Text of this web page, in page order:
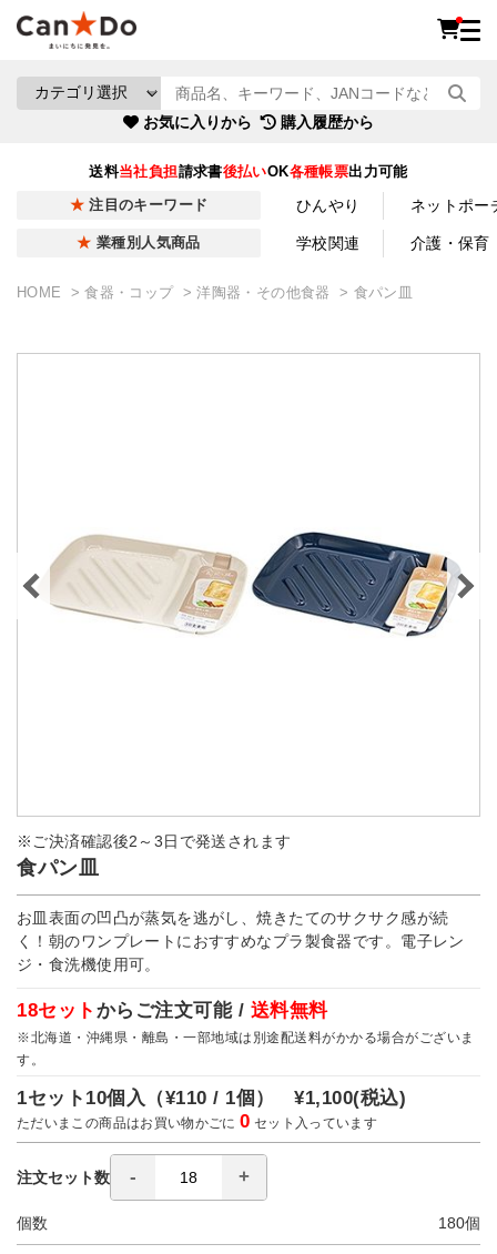
お気に入りから 購入履歴から
送料当社負担請求書後払いOK各種帳票出力可能
注目のキーワード ひんやり ネットポー
業種別人気商品 学校関連 介護・保育
HOME 食器・コップ 洋陶器・その他食器 食パン皿
※ご決済確認後2～3日で発送されます
食パン皿
お皿表面の凹凸が蒸気を逃がし、焼きたてのサクサク感が続
く！朝のワンプレートにおすすめなプラ製食器です。電子レン
ジ・食洗機使用可。
18セット からご注文可能 / 送料無料
※北海道・沖縄県・離島・一部地域は別途配送料がかかる場合がございま
す。
1セット10個入（¥110 / 1個）¥1,100(税込)
ただいまこの商品はお買い物かごに0 セット入っています
注文セット数
個数 180個